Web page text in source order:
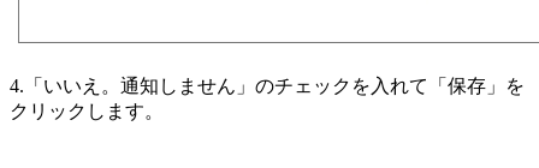
4.「いいえ。通知しません」のチェックを入れて「保存」を
クリックします。